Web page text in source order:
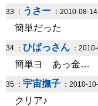
33 ： うさー ：2010-08-
簡単だった
34 ： ひばっさん ：
簡単ヨ あっ金…
35 ： 宇宙撫子 ：2010-
クリア♪